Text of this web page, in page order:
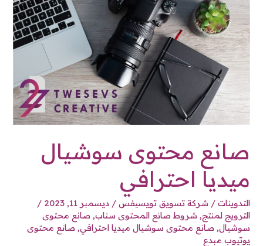
صانع محتوى سوشيال
ميديا احترافي
التدوينات / شركة تسويق تويسيفس/ديسمبر 11, 2023
/
الترويج لمنتج, شروط صانع المحتوى سناب,صانع محتوى
سوشيال,صانع محتوى سوشيال ميديا احترافي,صانع محتوى
يوتيوب مبدع
سوشيال
ميديا
احترافي